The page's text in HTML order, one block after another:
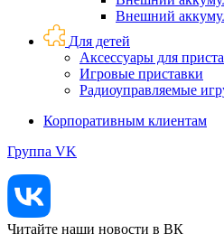
Внешний
Для детей
Аксессуары для
Игровые приставки
Радиоуправляемые
Корпоративным клиентам
Группа VK
Читайте наши новости в ВК